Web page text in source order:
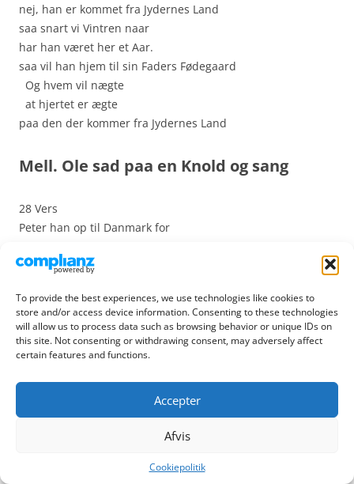
To provide the best experiences, we use technologies like cookies to
store and/or access device information. Consenting to these technologies
will allow us to process data such as browsing behavior or unique IDs on
this site. Not consenting or withdrawing consent, may adversely affect
certain features and functions.
Accepter
Afvis
Cookiepolitik
nej, han er kommet fra Jydernes Land
saa snart vi Vintren naar
har han været her et Aar.
saa vil han hjem til sin Faders Fødegaard
Og hvem vil nægte
at hjertet er ægte
paa den der kommer fra Jydernes Land
Mell. Ole sad paa en Knold og sang
28 Vers
Peter han op til Danmark for
bort fra Konen og Far og Mor.
29 Vers
Peter er stærk han skal nok vinde frem
og tit han skriver til Konen hjem
Middelthon er lige kommen her
en helt lille Alf han dog ikke er